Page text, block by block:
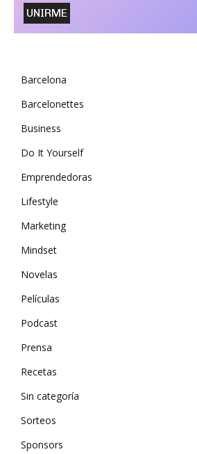
Barcelona
Barcelonettes
Business
Do It Yourself
Emprendedoras
Lifestyle
Marketing
Mindset
Novelas
Películas
Podcast
Prensa
Recetas
Sin categoría
Sorteos
Sponsors